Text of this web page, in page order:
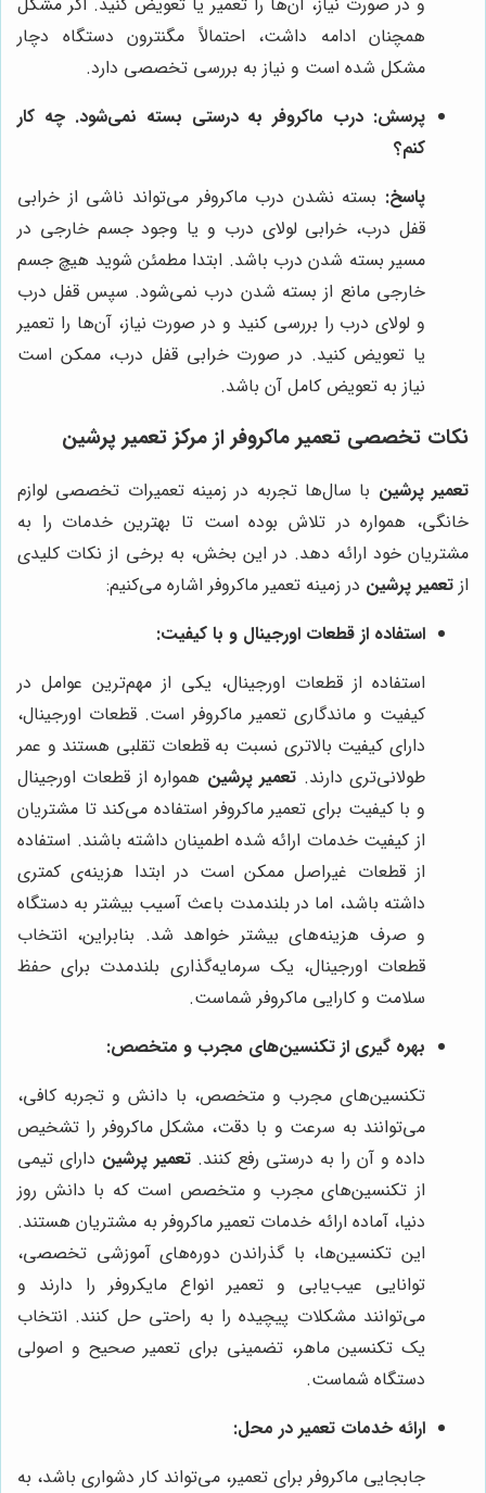
همچنان ادامه داشت، احتمالاً مگنترون دستگاه دچار
مشکل شده است و نیاز به بررسی تخصصی دارد.
پرسش: درب ماکروفر به درستی بسته نمی‌شود. چه کار
کنم؟
پاسخ: بسته نشدن درب ماکروفر می‌تواند ناشی از خرابی
قفل درب، خرابی لولای درب و یا وجود جسم خارجی در
مسیر بسته شدن درب باشد. ابتدا مطمئن شوید هیچ جسم
خارجی مانع از بسته شدن درب نمی‌شود. سپس قفل درب
و لولای درب را بررسی کنید و در صورت نیاز، آن‌ها را تعمیر
یا تعویض کنید. در صورت خرابی قفل درب، ممکن است
نیاز به تعویض کامل آن باشد.
نکات تخصصی تعمیر ماکروفر از مرکز تعمیر پرشین
تعمیر پرشین با سال‌ها تجربه در زمینه تعمیرات تخصصی لوازم
خانگی، همواره در تلاش بوده است تا بهترین خدمات را به
مشتریان خود ارائه دهد. در این بخش، به برخی از نکات کلیدی
از تعمیر پرشین در زمینه تعمیر ماکروفر اشاره می‌کنیم:
استفاده از قطعات اورجینال و با کیفیت:
استفاده از قطعات اورجینال، یکی از مهم‌ترین عوامل در
کیفیت و ماندگاری تعمیر ماکروفر است. قطعات اورجینال،
دارای کیفیت بالاتری نسبت به قطعات تقلبی هستند و عمر
طولانی‌تری دارند. تعمیر پرشین همواره از قطعات اورجینال
و با کیفیت برای تعمیر ماکروفر استفاده می‌کند تا مشتریان
از کیفیت خدمات ارائه شده اطمینان داشته باشند. استفاده
از قطعات غیراصل ممکن است در ابتدا هزینه‌ی کمتری
داشته باشد، اما در بلندمدت باعث آسیب بیشتر به دستگاه
و صرف هزینه‌های بیشتر خواهد شد. بنابراین، انتخاب
قطعات اورجینال، یک سرمایه‌گذاری بلندمدت برای حفظ
سلامت و کارایی ماکروفر شماست.
بهره گیری از تکنسین‌های مجرب و متخصص:
تکنسین‌های مجرب و متخصص، با دانش و تجربه کافی،
می‌توانند به سرعت و با دقت، مشکل ماکروفر را تشخیص
داده و آن را به درستی رفع کنند. تعمیر پرشین دارای تیمی
از تکنسین‌های مجرب و متخصص است که با دانش روز
دنیا، آماده ارائه خدمات تعمیر ماکروفر به مشتریان هستند.
این تکنسین‌ها، با گذراندن دوره‌های آموزشی تخصصی،
توانایی عیب‌یابی و تعمیر انواع مایکروفر را دارند و
می‌توانند مشکلات پیچیده را به راحتی حل کنند. انتخاب
یک تکنسین ماهر، تضمینی برای تعمیر صحیح و اصولی
دستگاه شماست.
ارائه خدمات تعمیر در محل:
جابجایی ماکروفر برای تعمیر، می‌تواند کار دشواری باشد، به